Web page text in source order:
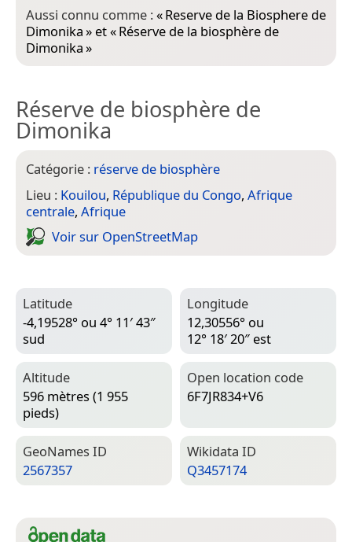
Aussi connu comme :«Reserve de la Biosphere de
Dimonika» et «Réserve de la biosphère de
Dimonika»
Réserve de biosphère de
Dimonika
Catégorie : réserve de biosphère
Lieu : Kouilou, République du Congo, Afrique
centrale, Afrique
Voir sur Open­Street­Map
Latitude
-4,19528° ou 4° 11′ 43″
sud
Longitude
12,30556° ou
12° 18′ 20″ est
Altitude
596 mètres (1 955
pieds)
Open location code
6F7JR834+V6
Geo­Names ID
2567357
Wiki­data ID
Q3457174